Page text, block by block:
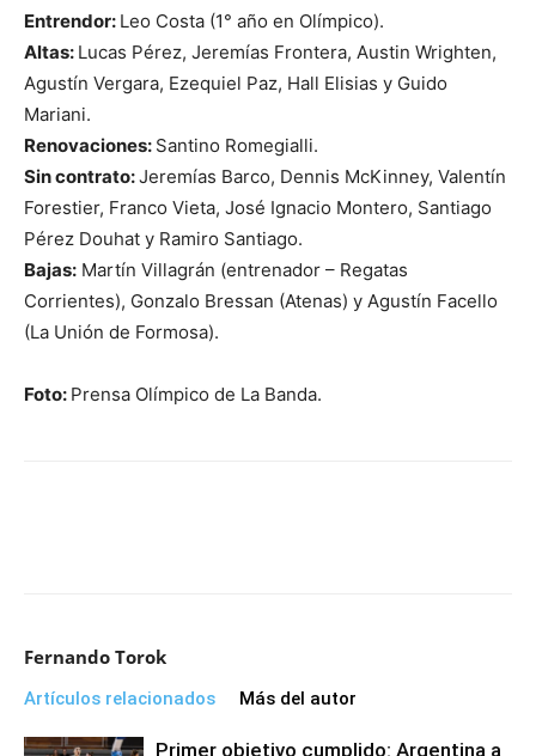
Entrendor: Leo Costa (1° año en Olímpico).
Altas: Lucas Pérez, Jeremías Frontera, Austin Wrighten,
Agustín Vergara, Ezequiel Paz, Hall Elisias y Guido
Mariani.
Renovaciones: Santino Romegialli.
Sin contrato:Jeremías Barco, Dennis McKinney, Valentín
Forestier, Franco Vieta, José Ignacio Montero, Santiago
Pérez Douhat y Ramiro Santiago.
Bajas: Martín Villagrán (entrenador – Regatas
Corrientes), Gonzalo Bressan (Atenas) y Agustín Facello
(La Unión de Formosa).
Foto: Prensa Olímpico de La Banda.
Fernando Torok
Artículos relacionados Más del autor
Primer objetivo cumplido: Argentina a